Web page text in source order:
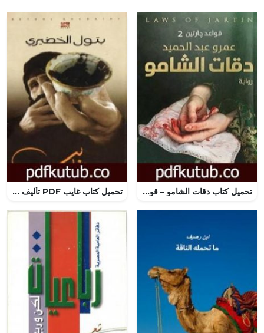
تحميل كتاب دقات الشامو – قواعد جارتين 2 PDF تأليف عمرو عبد الحميد مجانا [كامل] تحميل كتاب غايب PDF تأليف بتول الخضيري مجانا [كامل]